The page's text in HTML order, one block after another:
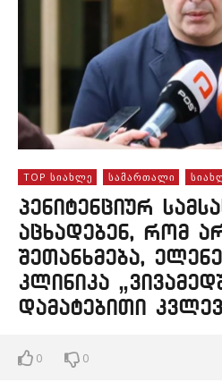
TOP ᲡᲘᲐᲮᲚᲔ ᲡᲐᲛᲐᲠᲗᲐᲚᲘ
პენიტენციურ
აცხადებენ, რომ
შეთანხმება,
კლინიკა
დამატებითი
0 0